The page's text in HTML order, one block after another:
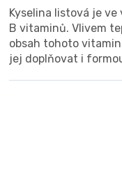
Kyselina listová je
B vitaminů. Vlivem
obsah tohoto
jej doplňovat i